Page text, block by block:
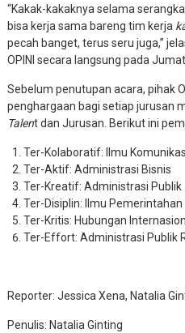
“Kakak-kakaknya selama
bisa kerja sama bareng tim kerja
pecah banget, terus seru juga,”
OPINI secara langsung pada
Sebelum penutupan acara, pihak
penghargaan bagi setiap jurusan
Talent dan Jurusan. Berikut ini
Ter-Kolaboratif: Ilmu
Ter-Aktif: Administrasi Bisnis
Ter-Kreatif: Administrasi Publik
Ter-Disiplin: Ilmu Pemerintahan
Ter-Kritis: Hubungan
Ter-Effort: Administrasi Publik
Reporter: Jessica Xena, Natalia
Penulis: Natalia Ginting